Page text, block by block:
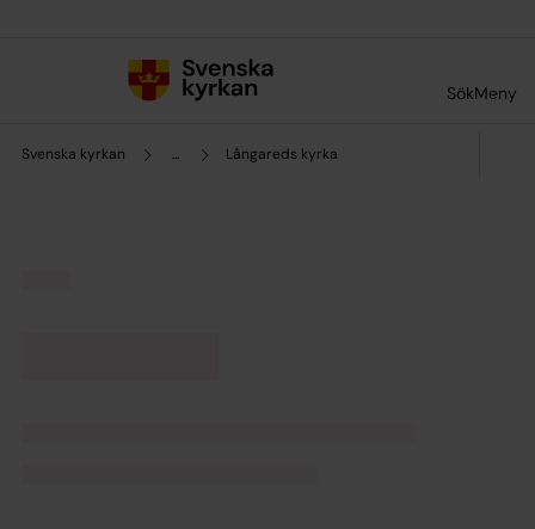
SökMeny
Svenska kyrkan ... Långareds kyrka